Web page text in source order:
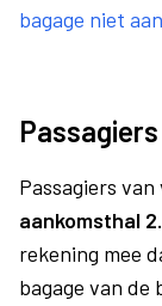
bagage niet
Passagiers
aankomsthal 2.
rekening mee
bagage van de